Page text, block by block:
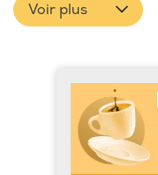
Voir plus